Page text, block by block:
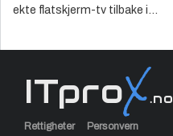
ekte flatskjerm-tv tilbake i...
ITproX.no
Rettigheter
Personvern